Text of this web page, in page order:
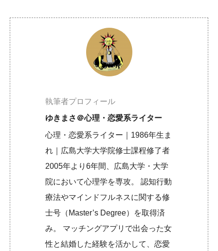
執筆者プロフィール
ゆきまさ＠心理・恋愛系ライター
心理・恋愛系ライター｜1986年生ま
れ｜広島大学大学院修士課程修了者
2005年より6年間、広島大学・大学
院において心理学を専攻。 認知行動
療法やマインドフルネスに関する修
士号（Master’s Degree）を取得済
み。 マッチングアプリで出会った女
性と結婚した経験を活かして、恋愛